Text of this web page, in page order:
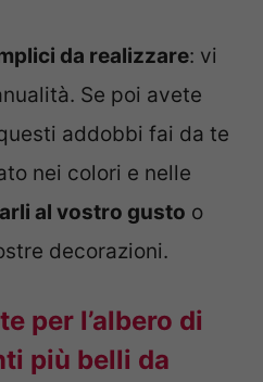
da realizzare: vi
Se poi avete
addobbi fai da te
nei colori e nelle
al vostro gusto o
decorazioni.
per l’albero di
più belli da